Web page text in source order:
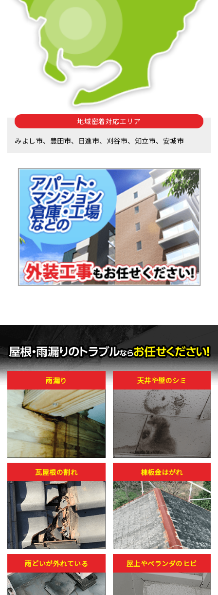
地域密着対応エリア
みよし市、豊田市、日進市、刈谷市、知立市、安城市
雨漏り 天井や壁のシミ
瓦屋根の割れ 棟板金はがれ
雨どいが外れている 屋上やベランダのヒビ